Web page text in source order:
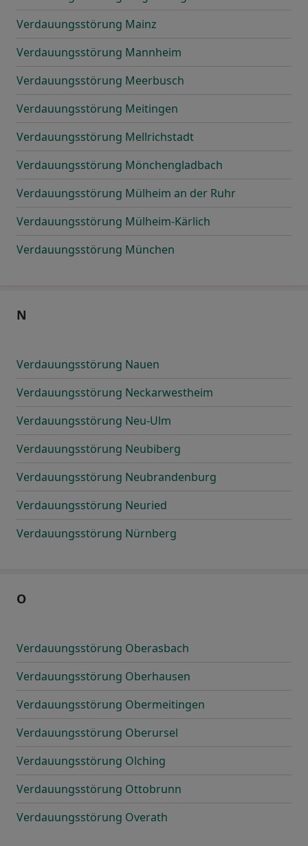
Verdauungsstörung Mainz
Verdauungsstörung Mannheim
Verdauungsstörung Meerbusch
Verdauungsstörung Meitingen
Verdauungsstörung Mellrichstadt
Verdauungsstörung Mönchengladbach
Verdauungsstörung Mülheim an der Ruhr
Verdauungsstörung Mülheim-Kärlich
Verdauungsstörung München
N
Verdauungsstörung Nauen
Verdauungsstörung Neckarwestheim
Verdauungsstörung Neu-Ulm
Verdauungsstörung Neubiberg
Verdauungsstörung Neubrandenburg
Verdauungsstörung Neuried
Verdauungsstörung Nürnberg
O
Verdauungsstörung Oberasbach
Verdauungsstörung Oberhausen
Verdauungsstörung Obermeitingen
Verdauungsstörung Oberursel
Verdauungsstörung Olching
Verdauungsstörung Ottobrunn
Verdauungsstörung Overath